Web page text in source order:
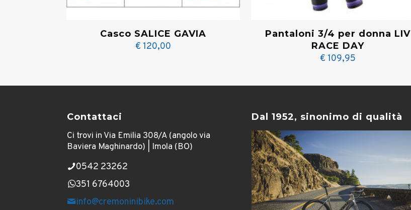
Casco SALICE GAVIA
€ 120,00
Pantaloni 3/4 per donna LIV
RACE DAY
€ 109,95
Contattaci
Ci trovi in Via Emilia 308/A (angolo via
Baviera Maghinardo) | Imola (BO)
0542 23262
351 6764003
info@cremoninibike.com
Dal 1952, sinonimo di qualità